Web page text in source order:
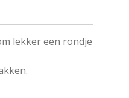
lekker een rondje